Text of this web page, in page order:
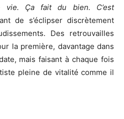
Ça fait du bien. C’est
de s’éclipser discrètement
Des retrouvailles
la première, davantage dans
mais faisant à chaque fois
pleine de vitalité comme il